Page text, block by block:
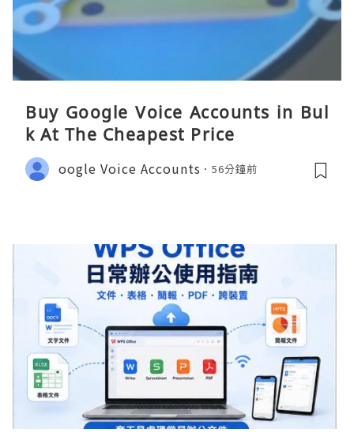
Buy Google Voice Accounts in Bul
k At The Cheapest Price
oogle Voice Accounts 56分鐘前